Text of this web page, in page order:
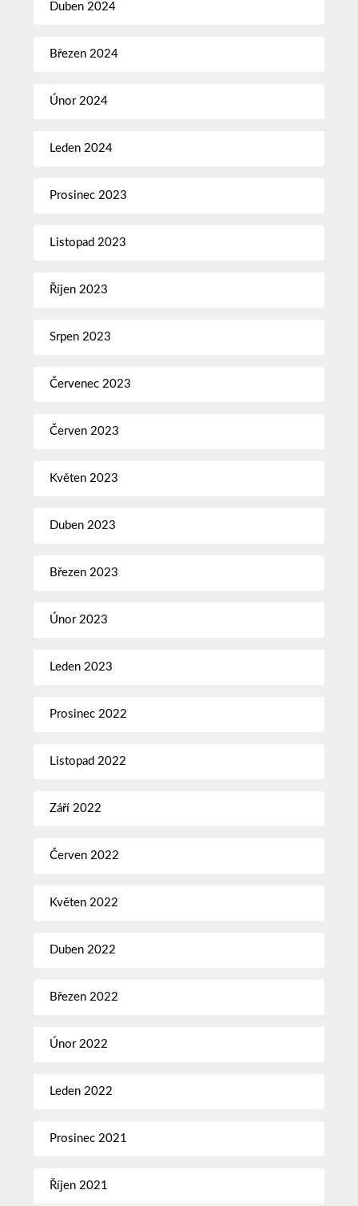
Duben 2024
Březen 2024
Únor 2024
Leden 2024
Prosinec 2023
Listopad 2023
Říjen 2023
Srpen 2023
Červenec 2023
Červen 2023
Květen 2023
Duben 2023
Březen 2023
Únor 2023
Leden 2023
Prosinec 2022
Listopad 2022
Září 2022
Červen 2022
Květen 2022
Duben 2022
Březen 2022
Únor 2022
Leden 2022
Prosinec 2021
Říjen 2021